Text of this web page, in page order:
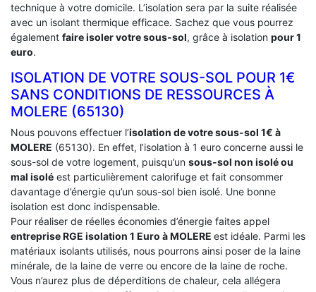
technique à votre domicile. L’isolation sera par la suite réalisée
avec un isolant thermique efficace. Sachez que vous pourrez
également faire isoler votre sous-sol, grâce à isolation pour 1
euro.
ISOLATION DE VOTRE SOUS-SOL POUR 1€
SANS CONDITIONS DE RESSOURCES À
‎MOLERE (65130)
Nous pouvons effectuer l’isolation de votre sous-sol 1€ à
MOLERE (65130). En effet, l’isolation à 1 euro concerne aussi le
sous-sol de votre logement, puisqu’un sous-sol non isolé ou
mal isolé est particulièrement calorifuge et fait consommer
davantage d’énergie qu’un sous-sol bien isolé. Une bonne
isolation est donc indispensable.
Pour réaliser de réelles économies d’énergie faites appel
entreprise RGE isolation 1 Euro à MOLERE est idéale. Parmi les
matériaux isolants utilisés, nous pourrons ainsi poser de la laine
minérale, de la laine de verre ou encore de la laine de roche.
Vous n’aurez plus de déperditions de chaleur, cela allégera